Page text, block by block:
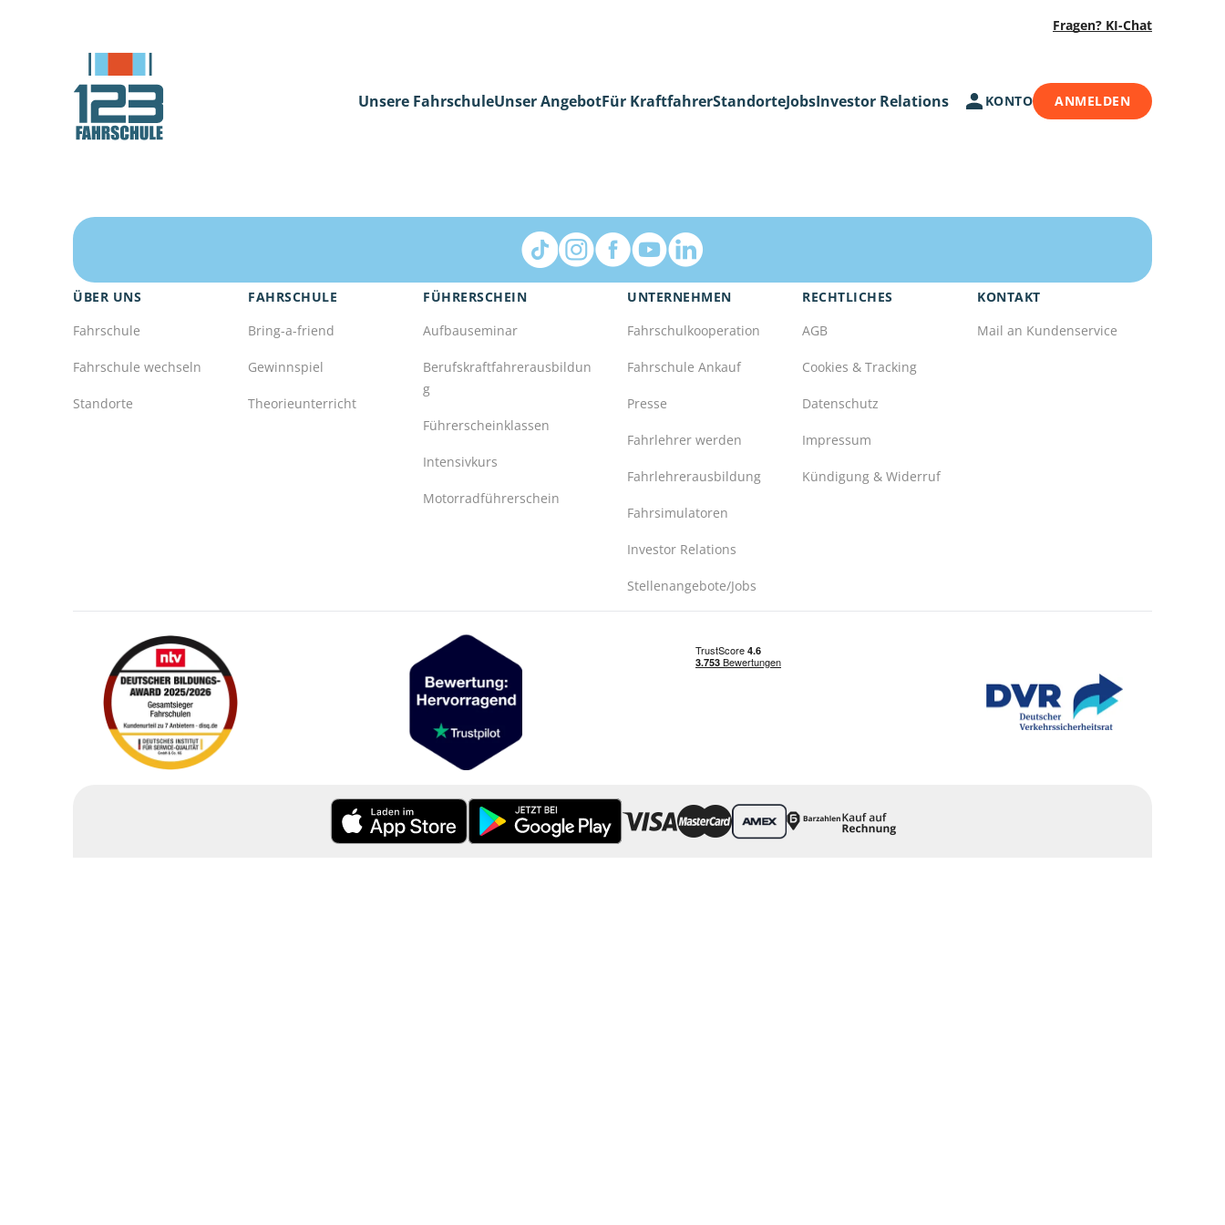
Fragen? KI-Chat
Unsere FahrschuleUnser AngebotFür KraftfahrerStandorteJobsInvestor Relations KONTO ANMELDEN
ÜBER UNS
Fahrschule
Fahrschule wechseln
Standorte
FAHRSCHULE
Bring-a-friend
Gewinnspiel
Theorieunterricht
FÜHRERSCHEIN
Aufbauseminar
Berufskraftfahrerausbildun
g
Führerscheinklassen
Intensivkurs
Motorradführerschein
UNTERNEHMEN
Fahrschulkooperation
Fahrschule Ankauf
Presse
Fahrlehrer werden
Fahrlehrerausbildung
Fahrsimulatoren
Investor Relations
Stellenangebote/Jobs
RECHTLICHES
AGB
Cookies & Tracking
Datenschutz
Impressum
Kündigung & Widerruf
KONTAKT
Mail an Kundenservice